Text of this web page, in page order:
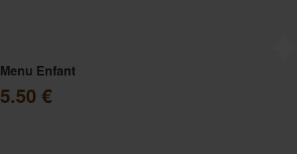
Menu Enfant
5.50 €